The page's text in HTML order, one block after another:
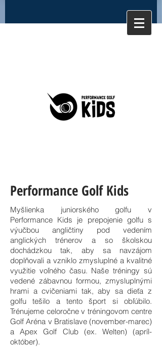
Performance Golf Kids
Myšlienka juniorského golfu v
Performance Kids je prepojenie golfu s
výučbou angličtiny pod vedením
anglických trénerov a so školskou
dochádzkou tak, aby sa navzájom
doplňovali a vzniklo zmysluplné a kvalitné
využitie voľného času. Naše tréningy sú
vedené zábavnou formou, zmysluplnými
hrami a cvičeniami tak, aby sa dieťa z
golfu tešilo a tento šport si obľúbilo.
Trénujeme celoročne v tréningovom centre
Golf Aréna v Bratislave (november-marec)
a Apex Golf Club (ex. Welten) (apríl-
október).